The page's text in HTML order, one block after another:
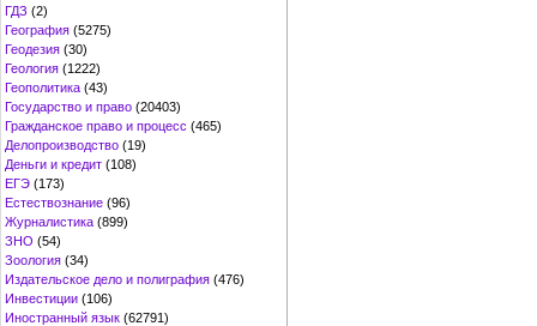
ГДЗ (2)
География (5275)
Геодезия (30)
Геология (1222)
Геополитика (43)
Государство и право (20403)
Гражданское право и процесс (465)
Делопроизводство (19)
Деньги и кредит (108)
ЕГЭ (173)
Естествознание (96)
Журналистика (899)
ЗНО (54)
Зоология (34)
Издательское дело и полиграфия (476)
Инвестиции (106)
Иностранный язык (62791)